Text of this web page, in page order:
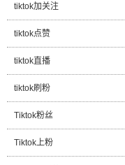
tiktok加关注
tiktok点赞
tiktok直播
tiktok刷粉
Tiktok粉丝
Tiktok上粉